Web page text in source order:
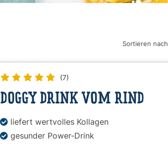
Sortieren nach
(7)
DOGGY DRINK VOM RIND
liefert wertvolles Kollagen
gesunder Power-Drink